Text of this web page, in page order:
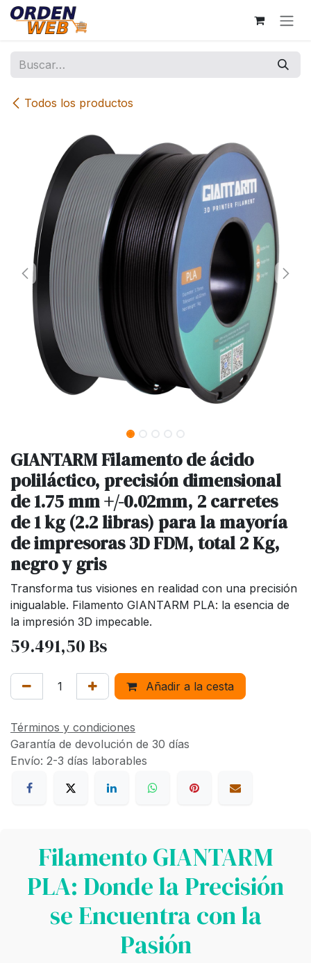
Ir al contenido
Todos los productos
GIANTARM Filamento de ácido
poliláctico, precisión dimensional
de 1.75 mm +/-0.02mm, 2 carretes
de 1 kg (2.2 libras) para la mayoría
de impresoras 3D FDM, total 2 Kg,
negro y gris
Transforma tus visiones en realidad con una precisión
inigualable. Filamento GIANTARM PLA: la esencia de
la impresión 3D impecable.
59.491,50Bs
Añadir a la cesta
Términos y condiciones
Garantía de devolución de 30 días
Envío: 2-3 días laborables
Filamento GIANTARM
PLA: Donde la Precisión
se Encuentra con la
Pasión